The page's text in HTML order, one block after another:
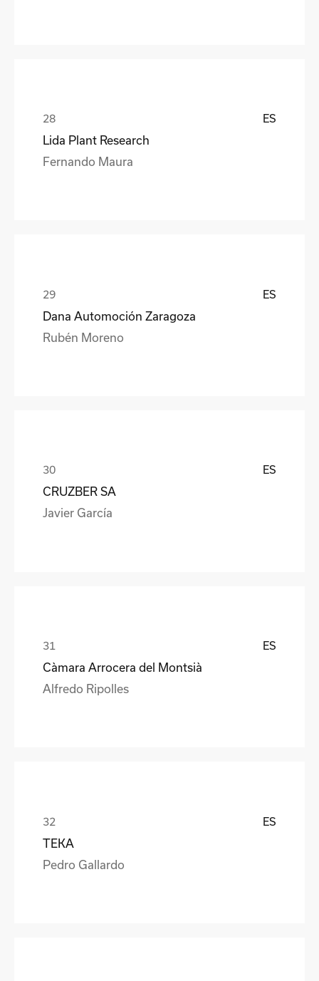
ES
Lida Plant Research
Fernando Maura
ES
Dana Automoción Zaragoza
Rubén Moreno
ES
CRUZBER SA
Javier García
ES
Càmara Arrocera del Montsià
Alfredo Ripolles
ES
TEKA
Pedro Gallardo